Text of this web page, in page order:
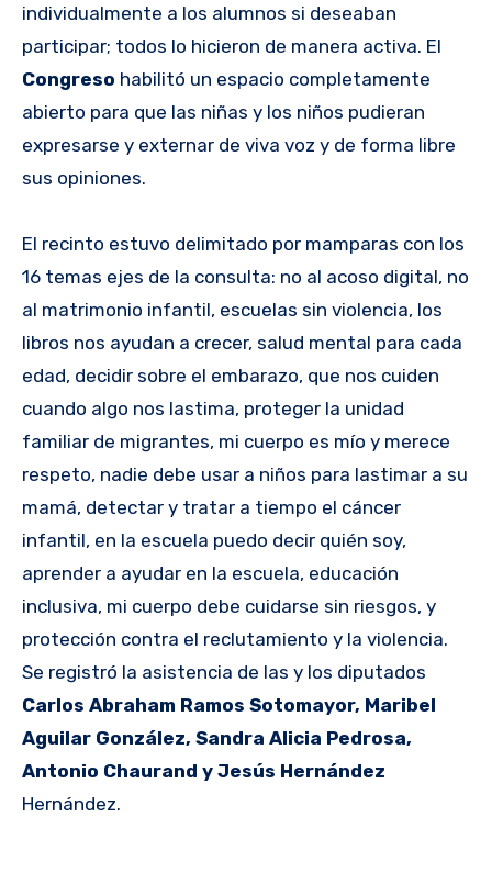
individualmente a los alumnos si deseaban
participar; todos lo hicieron de manera activa. El
Congreso habilitó un espacio completamente
abierto para que las niñas y los niños pudieran
expresarse y externar de viva voz y de forma libre
sus opiniones.
El recinto estuvo delimitado por mamparas con los
16 temas ejes de la consulta: no al acoso digital, no
al matrimonio infantil, escuelas sin violencia, los
libros nos ayudan a crecer, salud mental para cada
edad, decidir sobre el embarazo, que nos cuiden
cuando algo nos lastima, proteger la unidad
familiar de migrantes, mi cuerpo es mío y merece
respeto, nadie debe usar a niños para lastimar a su
mamá, detectar y tratar a tiempo el cáncer
infantil, en la escuela puedo decir quién soy,
aprender a ayudar en la escuela, educación
inclusiva, mi cuerpo debe cuidarse sin riesgos, y
protección contra el reclutamiento y la violencia.
Se registró la asistencia de las y los diputados
Carlos Abraham Ramos Sotomayor, Maribel
Aguilar González, Sandra Alicia Pedrosa,
Antonio Chaurand y Jesús Hernández
Hernández.